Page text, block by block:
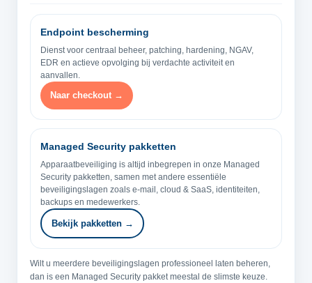
Endpoint bescherming
Dienst voor centraal beheer, patching, hardening, NGAV,
EDR en actieve opvolging bij verdachte activiteit en
aanvallen.
Naar checkout →
Managed Security pakketten
Apparaatbeveiliging is altijd inbegrepen in onze Managed
Security pakketten, samen met andere essentiële
beveiligingslagen zoals e-mail, cloud & SaaS, identiteiten,
backups en medewerkers.
Bekijk pakketten →
Wilt u meerdere beveiligingslagen professioneel laten beheren,
dan is een Managed Security pakket meestal de slimste keuze.